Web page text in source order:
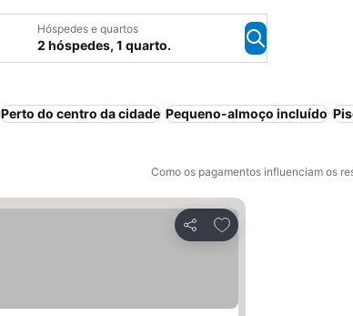
Hóspedes e quartos
2 hóspedes, 1 quarto.
Perto do centro da cidade Pequeno-almoço incluído
Como os pagamentos influenciam os
Partilhar
Adicionar aos